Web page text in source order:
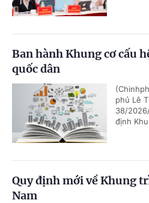
Ban hành Khung cơ cấu
quốc dân
phủ Lê
38/
định
Quy định mới về Khung
Nam